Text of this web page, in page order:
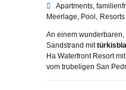
Apartments
Meerlage
Pool
An einem
Sandstrand mit
Ha Waterfront Resort
vom trubeligen San